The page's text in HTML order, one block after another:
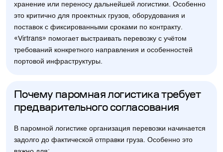
хранение или переносу дальнейшей логистики. Особенно
это критично для проектных грузов, оборудования и
поставок с фиксированными сроками по контракту.
«Virtrans» помогает выстраивать перевозку с учётом
требований конкретного направления и особенностей
портовой инфраструктуры.
Почему паромная логистика требует
предварительного согласования
В паромной логистике организация перевозки начинается
задолго до фактической отправки груза. Особенно это